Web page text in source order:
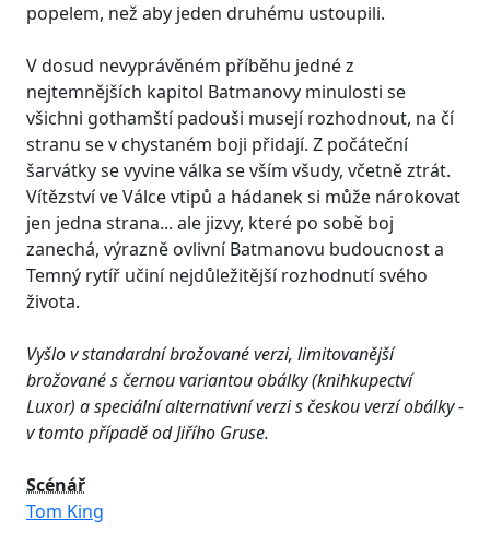
popelem, než aby jeden druhému ustoupili.
V dosud nevyprávěném příběhu jedné z
nejtemnějších kapitol Batmanovy minulosti se
všichni gothamští padouši musejí rozhodnout, na čí
stranu se v chystaném boji přidají. Z počáteční
šarvátky se vyvine válka se vším všudy, včetně ztrát.
Vítězství ve Válce vtipů a hádanek si může nárokovat
jen jedna strana... ale jizvy, které po sobě boj
zanechá, výrazně ovlivní Batmanovu budoucnost a
Temný rytíř učiní nejdůležitější rozhodnutí svého
života.
Vyšlo v standardní brožované verzi, limitovanější
brožované s černou variantou obálky (knihkupectví
Luxor) a speciální alternativní verzi s českou verzí obálky -
v tomto případě od Jiřího Gruse.
Scénář
Tom King